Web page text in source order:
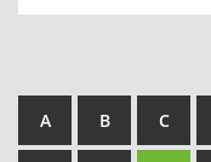
A B C